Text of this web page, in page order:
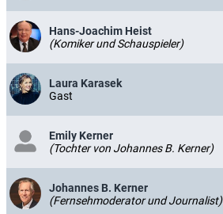
Hans-Joachim Heist
(Komiker und Schauspieler)
Laura Karasek
Gast
Emily Kerner
(Tochter von Johannes B. Kerner)
Johannes B. Kerner
(Fernsehmoderator und Journalist)